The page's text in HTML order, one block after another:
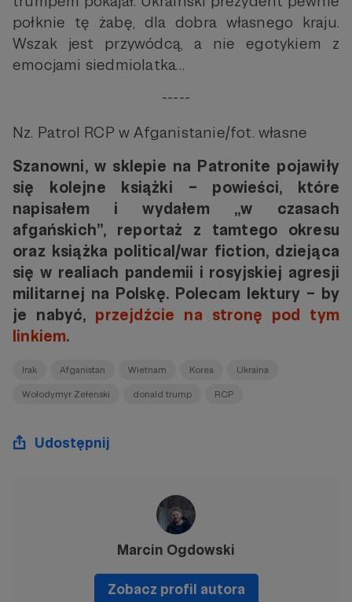
połknie tę żabę, dla dobra własnego kraju.
Wszak jest przywódcą, a nie egotykiem z
emocjami siedmiolatka…
-----
Nz. Patrol RCP w Afganistanie/fot. własne
Szanowni, w sklepie na Patronite pojawiły
się kolejne książki – powieści, które
napisałem i wydałem „w czasach
afgańskich”, reportaż z tamtego okresu
oraz książka political/war fiction, dziejąca
się w realiach pandemii i rosyjskiej agresji
militarnej na Polskę. Polecam lektury – by
je nabyć, przejdźcie na stronę pod tym
linkiem.
Irak Afganistan Wietnam Korea Ukraina
Wołodymyr Zełenski donald trump RCP
Udostępnij
Marcin Ogdowski
Zobacz profil autora